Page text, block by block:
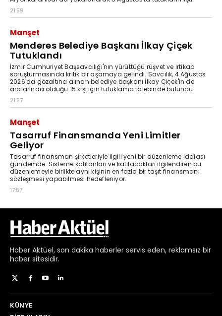
Haber Aktüel, son dakika haberler servis eden, reklamsız bir
haber sitesidir.
KÜNYE